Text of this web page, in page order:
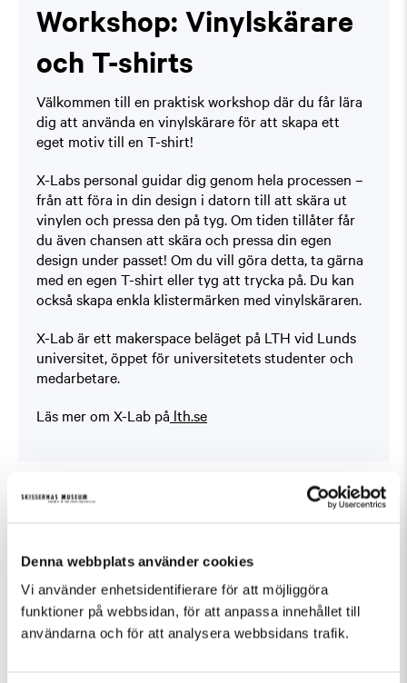
Denna webbplats använder cookies
Vi använder enhetsidentifierare för att möjliggöra
funktioner på webbsidan, för att anpassa innehållet till
användarna och för att analysera webbsidans trafik.
Workshop: Vinylskärare
och T-shirts
Välkommen till en praktisk workshop där du får lära
dig att använda en vinylskärare för att skapa ett
eget motiv till en T-shirt!
X-Labs personal guidar dig genom hela processen –
från att föra in din design i datorn till att skära ut
vinylen och pressa den på tyg. Om tiden tillåter får
du även chansen att skära och pressa din egen
design under passet! Om du vill göra detta, ta gärna
med en egen T-shirt eller tyg att trycka på. Du kan
också skapa enkla klistermärken med vinylskäraren.
X-Lab är ett makerspace beläget på LTH vid Lunds
universitet, öppet för universitetets studenter och
medarbetare.
Läs mer om X-Lab på lth.se